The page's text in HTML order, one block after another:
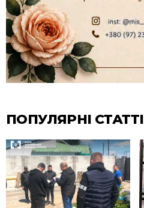
ПОПУЛЯРНІ СТАТТІ